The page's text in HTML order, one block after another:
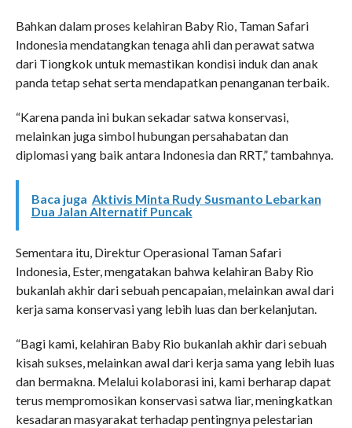
Bahkan dalam proses kelahiran Baby Rio, Taman Safari
Indonesia mendatangkan tenaga ahli dan perawat satwa
dari Tiongkok untuk memastikan kondisi induk dan anak
panda tetap sehat serta mendapatkan penanganan terbaik.
“Karena panda ini bukan sekadar satwa konservasi,
melainkan juga simbol hubungan persahabatan dan
diplomasi yang baik antara Indonesia dan RRT,” tambahnya.
Baca juga Aktivis Minta Rudy Susmanto Lebarkan
Dua Jalan Alternatif Puncak
Sementara itu, Direktur Operasional Taman Safari
Indonesia, Ester, mengatakan bahwa kelahiran Baby Rio
bukanlah akhir dari sebuah pencapaian, melainkan awal dari
kerja sama konservasi yang lebih luas dan berkelanjutan.
“Bagi kami, kelahiran Baby Rio bukanlah akhir dari sebuah
kisah sukses, melainkan awal dari kerja sama yang lebih luas
dan bermakna. Melalui kolaborasi ini, kami berharap dapat
terus mempromosikan konservasi satwa liar, meningkatkan
kesadaran masyarakat terhadap pentingnya pelestarian